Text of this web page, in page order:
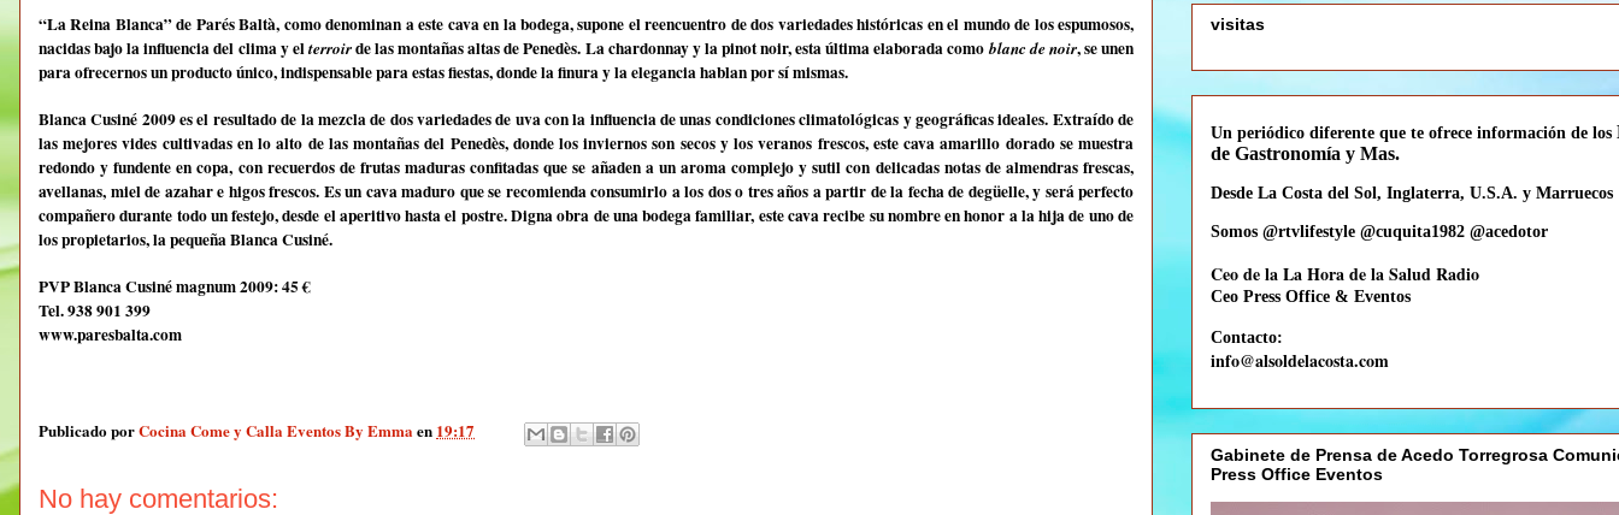
“La Reina Blanca” de Parés Baltà, como denominan a este cava en la bodega, supone el reencuentro de dos variedades históricas en el mundo de los espumosos,
nacidas bajo la influencia del clima y elterroirde las montañas altas de Penedès. La chardonnay y la pinot noir, esta última elaborada como blanc de noir, se unen
para ofrecernos un producto único, indispensable para estas fiestas, donde la finura y la elegancia hablan por sí mismas.
Blanca Cusiné 2009es el resultado de la mezcla de dos variedades de uva con la influencia de unas condiciones climatológicas y geográficas ideales. Extraído de
las mejores vides cultivadas en lo alto de las montañas del Penedès, donde los inviernos son secos y los veranos frescos, este cava amarillo dorado se muestra
redondo y fundente en copa, con recuerdos de frutas maduras confitadas que se añaden a un aroma complejo y sutil con delicadas notas de almendras frescas,
avellanas, miel de azahar e higos frescos. Es un cava maduro que se recomienda consumirlo a los dos o tres años a partir de la fecha de degüelle, y será perfecto
compañero durante todo un festejo, desde el aperitivo hasta el postre. Digna obra de una bodega familiar, este cava recibe su nombre en honor a la hija de uno de
los propietarios, la pequeña Blanca Cusiné.
PVP Blanca Cusiné magnum 2009:45 €
Tel. 938 901 399
www.paresbalta.com
Publicado porCocina Come y Calla Eventos By Emmaen 19:17
No hay comentarios:
visitas
Un periódico diferente que te ofrece información de los
de Gastronomía y Mas.
Desde La Costa del Sol, Inglaterra, U.S.A. y Marruecos
Somos @rtvlifestyle @cuquita1982 @acedotor
Ceo de la La Hora de la Salud Radio
Ceo Press Office & Eventos
Contacto:
info@alsoldelacosta.com
Gabinete de Prensa de Acedo Torregrosa
Press Office Eventos